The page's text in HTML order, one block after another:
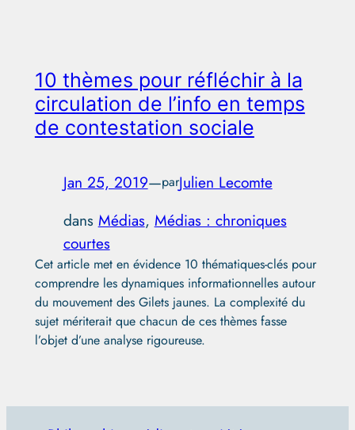
10 thèmes pour réfléchir à la
circulation de l’info en temps
de contestation sociale
Jan 25, 2019—parJulien Lecomte
dans Médias, Médias : chroniques
courtes
Cet article met en évidence 10 thématiques-clés pour
comprendre les dynamiques informationnelles autour
du mouvement des Gilets jaunes. La complexité du
sujet mériterait que chacun de ces thèmes fasse
l’objet d’une analyse rigoureuse.